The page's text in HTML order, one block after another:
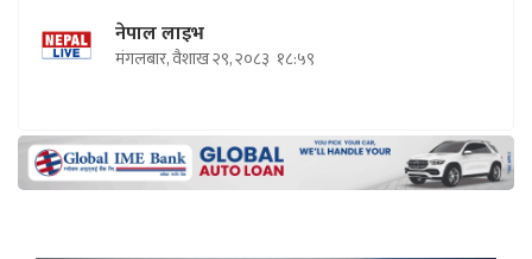
नेपाल लाइभ
मंगलबार, वैशाख २९, २०८३ १८:५९